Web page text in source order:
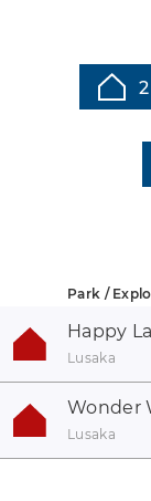
Park /
Happy
Lusaka
Wonder
Lusaka